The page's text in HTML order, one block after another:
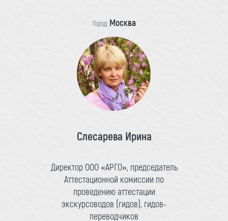
Город: Москва
Слесарева Ирина
Директор ООО «АРГО», председатель
Аттестационной комиссии по
проведению аттестации
экскурсоводов (гидов), гидов-
переводчиков